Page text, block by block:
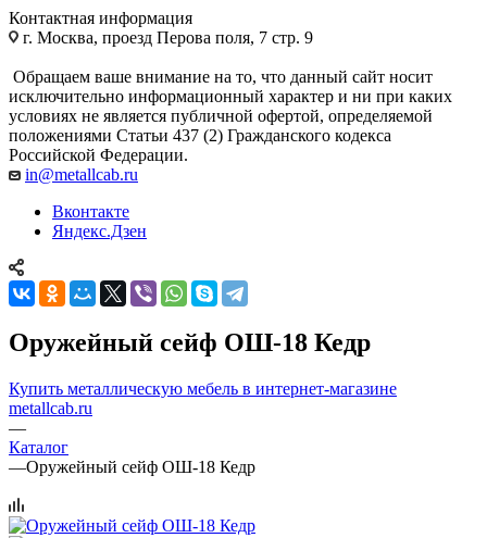
Контактная информация
г. Москва, проезд Перова поля, 7 стр. 9
Обращаем ваше внимание на то, что данный сайт носит
исключительно информационный характер и ни при каких
условиях не является публичной офертой, определяемой
положениями Статьи 437 (2) Гражданского кодекса
Российской Федерации.
in@metallcab.ru
Вконтакте
Яндекс.Дзен
Оружейный сейф ОШ-18 Кедр
Купить металлическую мебель в интернет-магазине
metallcab.ru
—
Каталог
—Оружейный сейф ОШ-18 Кедр